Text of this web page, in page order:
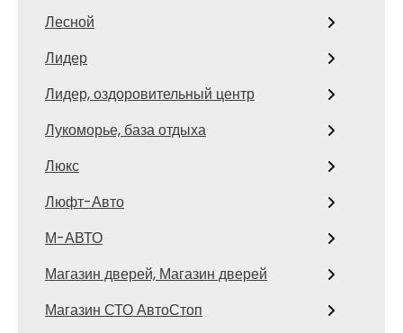
Лесной
Лидер
Лидер, оздоровительный центр
Лукоморье, база отдыха
Люкс
Люфт-Авто
М-АВТО
Магазин дверей, Магазин дверей
Магазин СТО АвтоСтоп